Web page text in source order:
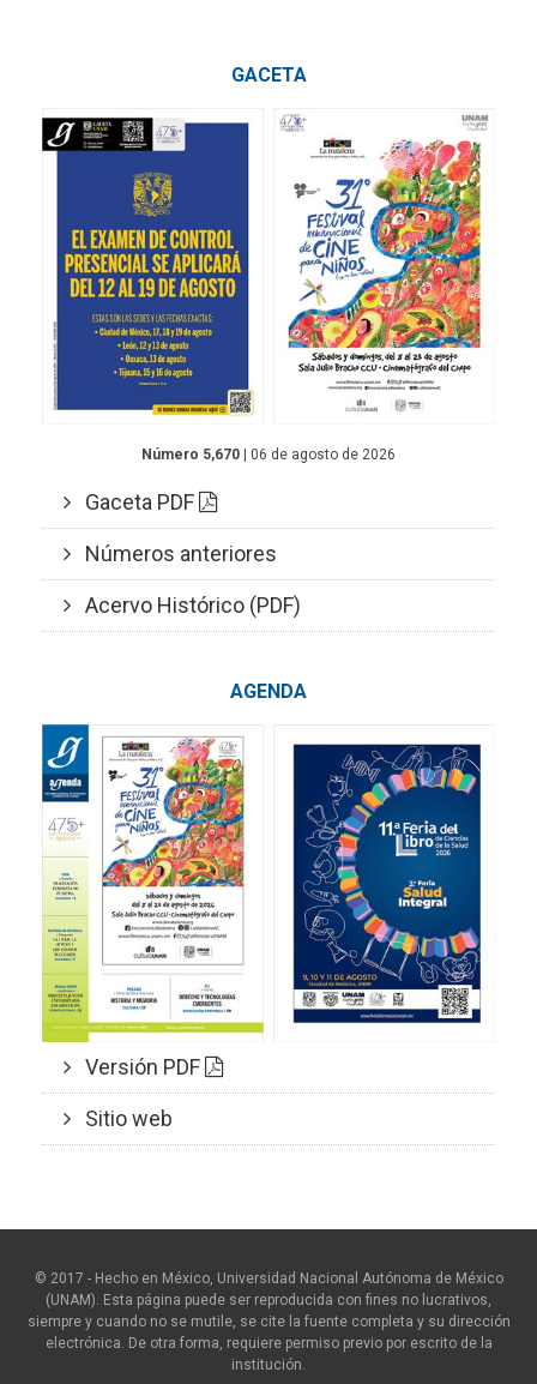
GACETA
Número 5,670 | 06 de agosto de 2026
Gaceta PDF
Números anteriores
Acervo Histórico (PDF)
AGENDA
Versión PDF
Sitio web
© 2017 - Hecho en México, Universidad Nacional Autónoma de México
(UNAM). Esta página puede ser reproducida con fines no lucrativos,
siempre y cuando no se mutile, se cite la fuente completa y su dirección
electrónica. De otra forma, requiere permiso previo por escrito de la
institución.